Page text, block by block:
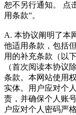
恕不另行通知。 点
用条款”。
A. 本协议阐明了本
他适用条款，包括
用的补充条款（以
（首次阅读本协议
条款。本网站使用
实体。用户应对个
责，并确保个人账
户应对个人密码严格